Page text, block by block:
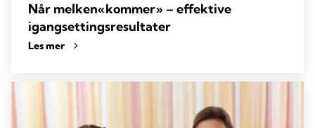
Når melken«kommer» – effektive
igangsettingsresultater
Les mer